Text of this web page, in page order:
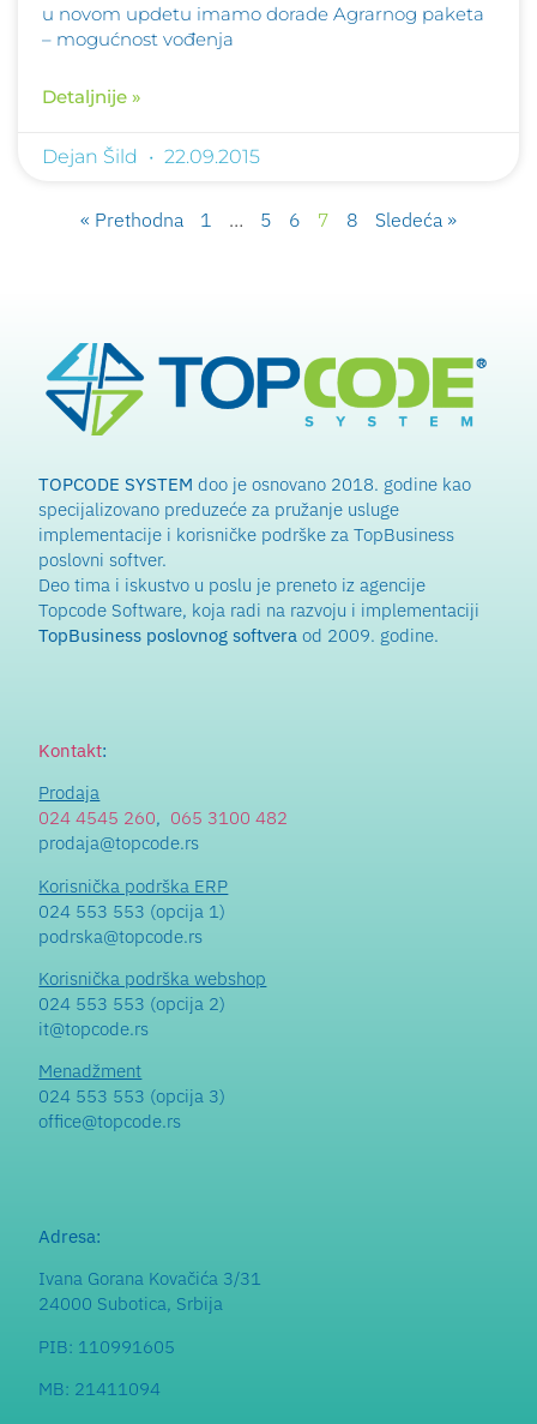
u novom updetu imamo dorade Agrarnog paketa
– mogućnost vođenja
Detaljnije »
Dejan Šild 22.09.2015
« Prethodna 1 … 5 6 7 8 Sledeća »
TOPCODE SYSTEM doo je osnovano 2018. godine kao
specijalizovano preduzeće za pružanje usluge
implementacije i korisničke podrške za TopBusiness
poslovni softver.
Deo tima i iskustvo u poslu je preneto iz agencije
Topcode Software, koja radi na razvoju i implementaciji
TopBusiness poslovnog softvera od 2009. godine.
Kontakt:
Prodaja
024 4545 260, 065 3100 482
prodaja@topcode.rs
Korisnička podrška ERP
024 553 553 (opcija 1)
podrska@topcode.rs
Korisnička podrška webshop
024 553 553 (opcija 2)
it@topcode.rs
Menadžment
024 553 553 (opcija 3)
office@topcode.rs
Adresa:
Ivana Gorana Kovačića 3/31
24000 Subotica, Srbija
PIB: 110991605
MB: 21411094